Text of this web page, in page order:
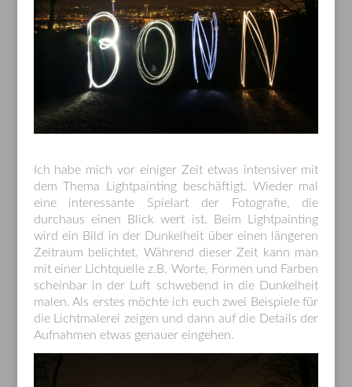
Ich habe mich vor einiger Zeit etwas intensiver mit
dem Thema Lightpainting beschäftigt. Wieder mal
eine interessante Spielart der Fotografie, die
durchaus einen Blick wert ist. Beim Lightpainting
wird ein Bild in der Dunkelheit über einen längeren
Zeitraum belichtet. Während dieser Zeit kann man
mit einer Lichtquelle z.B. Worte, Formen und Farben
scheinbar in der Luft schwebend in die Dunkelheit
malen. Als erstes möchte ich euch zwei Beispiele für
die Lichtmalerei zeigen und dann auf die Details der
Aufnahmen etwas genauer eingehen.